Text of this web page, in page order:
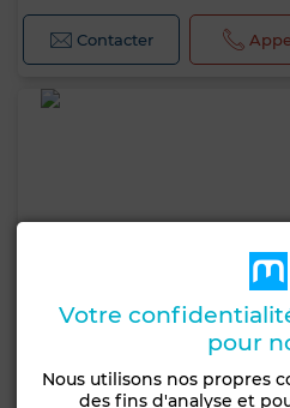
Contacter
Votre
pour
Nous utilisons nos propres
des fins d'analyse et